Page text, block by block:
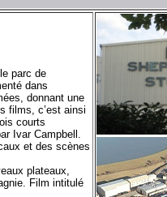
parc de
dans
donnant une
films, c’est ainsi
courts
Ivar Campbell.
et des scènes
plateaux,
Film intitulé